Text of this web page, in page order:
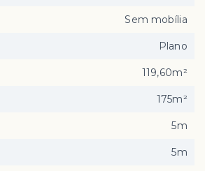
Sem mobília
Plano
119,60m²
175m²
5m
5m